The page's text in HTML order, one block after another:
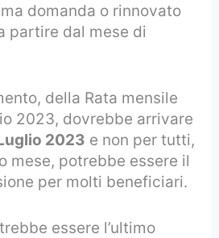
domanda o rinnovato
partire dal mese di
della Rata mensile
2023, dovrebbe arrivare
2023 e non per tutti,
mese, potrebbe essere il
per molti beneficiari.
essere l’ultimo